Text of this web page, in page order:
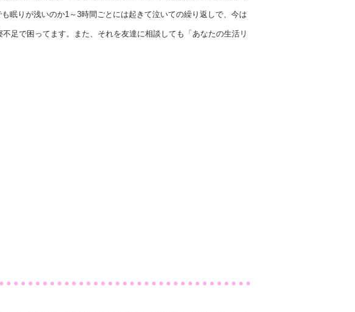
眠りが浅いのか1～3時間ごとには起きて泣いての繰り返しで、今は
足で困ってます。また、それを友達に相談しても「あなたの生活リ